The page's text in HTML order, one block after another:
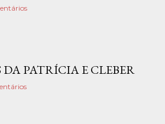
PATRÍCIA E CLEBER